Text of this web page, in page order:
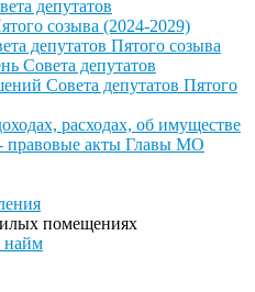
депутатов
созыва (2024-2029)
депутатов Пятого созыва
Совета депутатов
Совета депутатов Пятого
расходах, об имуществе
правовые акты Главы МО
помещениях
найм